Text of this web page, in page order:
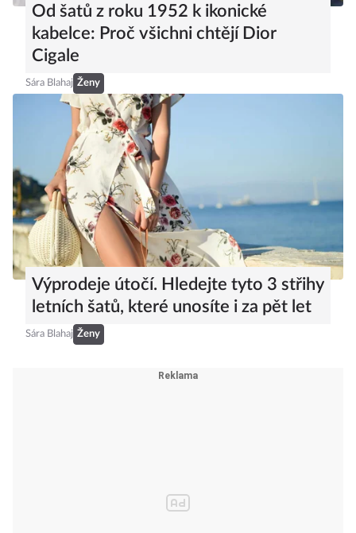
Od šatů z roku 1952 k ikonické
kabelce: Proč všichni chtějí Dior
Cigale
Sára Blahaj Ženy
Výprodeje útočí. Hledejte tyto 3 střihy
letních šatů, které unosíte i za pět let
Sára Blahaj Ženy